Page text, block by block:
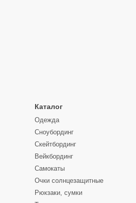
Каталог
Одежда
Сноубординг
Скейтбординг
Вейкбординг
Самокаты
Очки солнцезащитные
Рюкзаки, сумки